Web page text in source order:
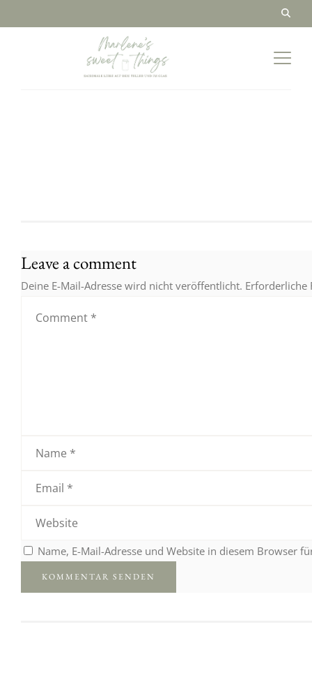
Leave a comment
Deine E-Mail-Adresse wird nicht veröffentlicht.
Name, E-Mail-Adresse und Website in diesem Browser